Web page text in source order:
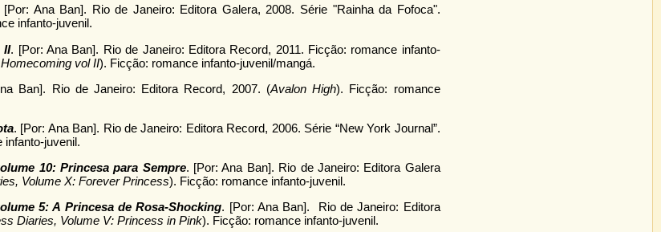
[Por: Ana Ban]. Rio de Janeiro: Editora Galera, 2008. Série "Rainha da Fofoca".
infanto-juvenil.
II. [Por: Ana Ban]. Rio de Janeiro: Editora Record, 2011. Ficção: romance infanto-
vol II). Ficção: romance infanto-juvenil/mangá.
Ban]. Rio de Janeiro: Editora Record, 2007. (Avalon High). Ficção: romance
. [Por: Ana Ban]. Rio de Janeiro: Editora Record, 2006. Série “New York Journal”.
infanto-juvenil.
olume 10: Princesa para Sempre. [Por: Ana Ban]. Rio de Janeiro: Editora Galera
Volume X: Forever Princess). Ficção: romance infanto-juvenil.
olume 5: A Princesa de Rosa-Shocking. [Por: Ana Ban]. Rio de Janeiro: Editora
Diaries, Volume V: Princess in Pink). Ficção: romance infanto-juvenil.